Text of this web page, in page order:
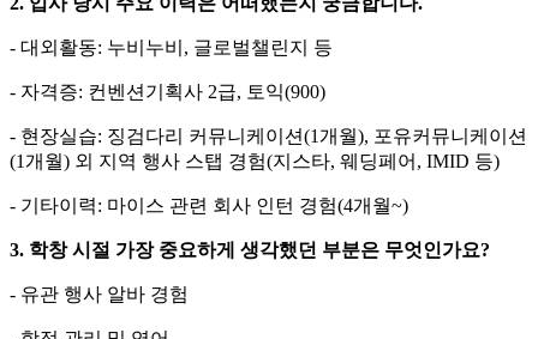
- 대외활동: 누비누비, 글로벌챌린지 등
- 자격증: 컨벤션기획사 2급, 토익(900)
- 현장실습: 징검다리 커뮤니케이션(1개월), 포유커뮤니케이션
(1개월) 외 지역 행사 스탭 경험(지스타, 웨딩페어, IMID 등)
- 기타이력: 마이스 관련 회사 인턴 경험(4개월~)
3. 학창 시절 가장 중요하게 생각했던 부분은 무엇인가요?
- 유관 행사 알바 경험